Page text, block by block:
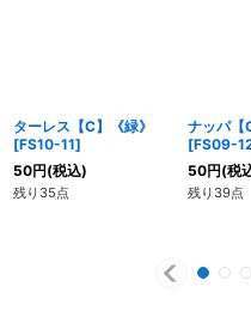
ターレス【C】《緑》
[FS10-11]
50円(税込)
残り35点
ナッパ【
[FS09-
50円(税
残り39点